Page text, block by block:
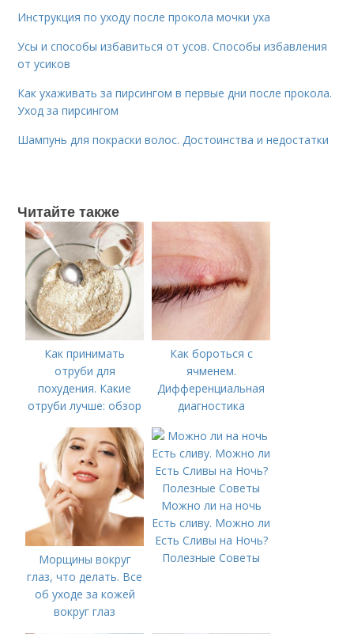
Инструкция по уходу после прокола мочки уха
Усы и способы избавиться от усов. Способы избавления
от усиков
Как ухаживать за пирсингом в первые дни после прокола.
Уход за пирсингом
Шампунь для покраски волос. Достоинства и недостатки
Читайте также
Как принимать
отруби для
похудения. Какие
отруби лучше: обзор
Корпорации Di&Di
Как бороться с
ячменем.
Дифференциальная
диагностика
Морщины вокруг
глаз, что делать. Все
об уходе за кожей
вокруг глаз
Можно ли на ночь
Есть сливу. Можно ли
Есть Сливы на Ночь?
Полезные Советы